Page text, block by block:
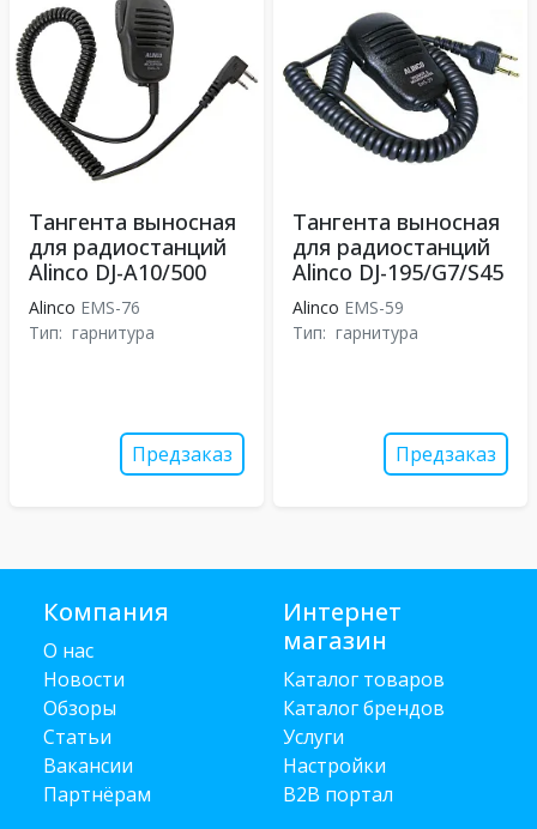
Тангента выносная
для радиостанций
Alinco DJ-A10/500
Alinco EMS-76
Тип: гарнитура
Предзаказ
Тангента выносная
для радиостанций
Alinco DJ-195/G7/S45
Alinco EMS-59
Тип: гарнитура
Предзаказ
Компания
О нас
Новости
Обзоры
Статьи
Вакансии
Партнёрам
Интернет
магазин
Каталог товаров
Каталог брендов
Услуги
Настройки
B2B портал